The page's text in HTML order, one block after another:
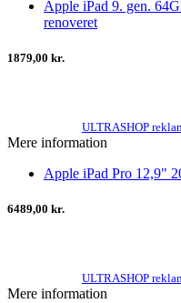
Apple iPad 9. gen.
renoveret
1879,00 kr.
ULTRASHOP
Mere information
Apple iPad Pro 12,9"
6489,00 kr.
ULTRASHOP
Mere information